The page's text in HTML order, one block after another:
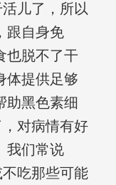
儿了，所以
跟自身免
也脱不了干
体提供足够
助黑色素细
，对病情有好
我们常说
不吃那些可能